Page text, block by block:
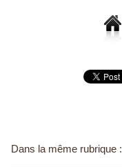
Dans la même rubrique :